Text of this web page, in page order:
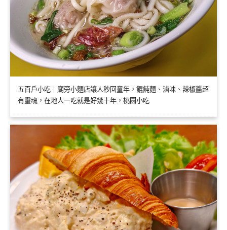
五百戶小吃｜廟旁小麵店讓人秒回童年，餛飩麵、滷味、辣椒醬超
有靈魂，在地人一吃就是好幾十年，桃園小吃